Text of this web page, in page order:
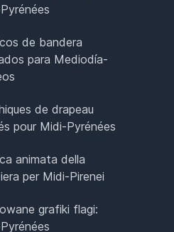
de bandera
para Mediodía-
de drapeau
pour Midi-Pyrénées
animata della
per Midi-Pirenei
grafiki flagi: